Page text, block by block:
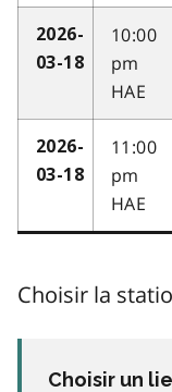
2026-
03-18
10:00
pm
HAE
2026-
03-18
11:00
pm
HAE
Choisir la
Choisir un